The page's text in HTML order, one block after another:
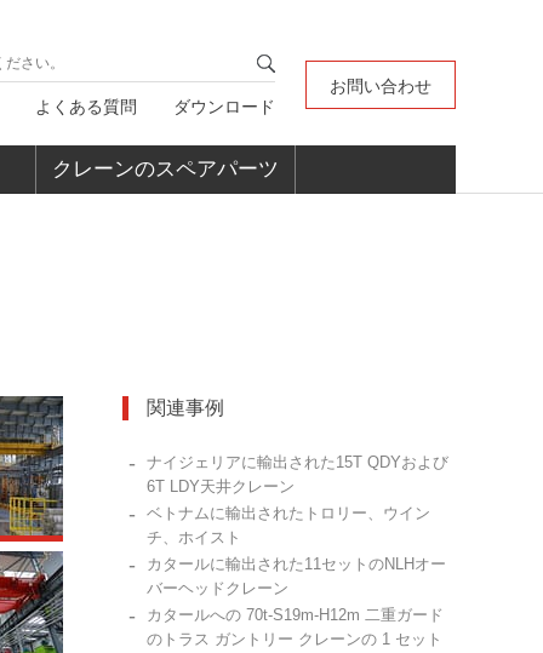
お問い合わせ
よくある質問
ダウンロード
クレーンのスペアパーツ
関連事例
- ナイジェリアに輸出された15T QDYおよび
6T LDY天井クレーン
- ベトナムに輸出されたトロリー、ウイン
チ、ホイスト
-
カタールに輸出された11セットのNLHオー
バーヘッドクレーン
-
カタールへの 70t-S19m-H12m 二重ガード
のトラス ガントリー クレーンの 1 セット